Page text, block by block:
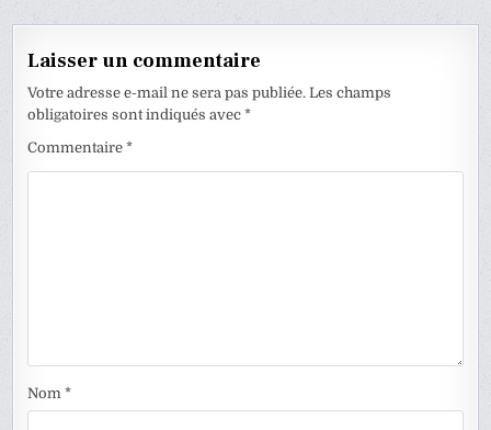
Laisser un commentaire
Votre adresse e-mail ne sera pas publiée. Les champs
obligatoires sont indiqués avec*
Commentaire*
Nom*